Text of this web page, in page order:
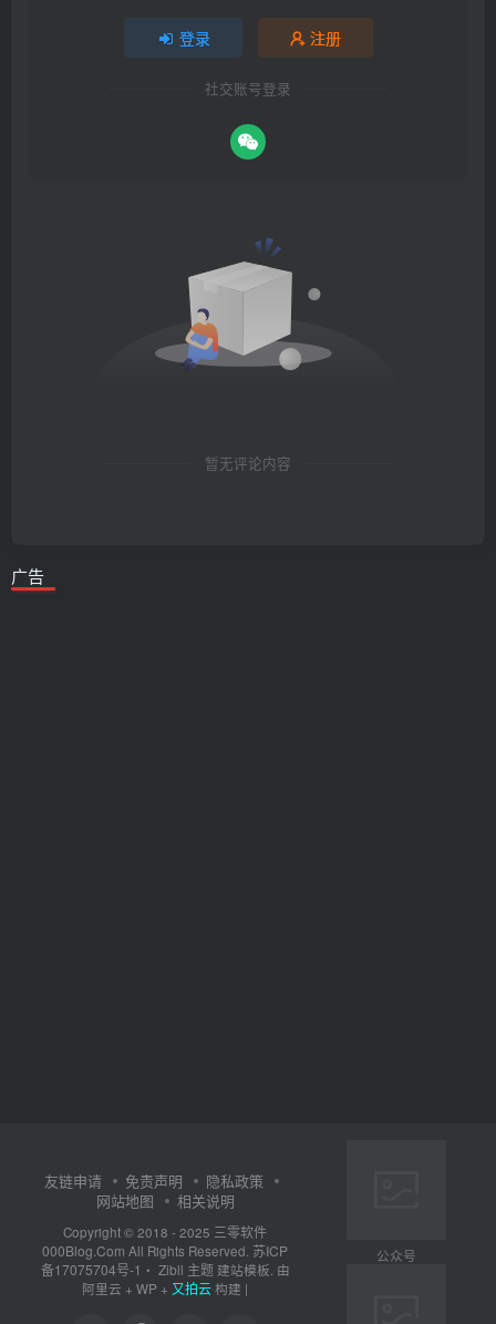
登录 注册
社交账号登录
暂无评论内容
广告
友链申请 免责声明
隐私政策
网站地图
相关说明
Copyright © 2018 - 2025 三零软件
000Blog.Com All Rights Reserved. 苏ICP
备17075704号-1 ・ Zibll 主题建站模板. 由
阿里云 + WP + 又拍云构建 |
公众号